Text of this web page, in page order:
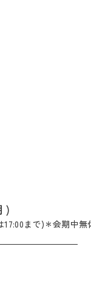
)
17:00まで)＊会期中無